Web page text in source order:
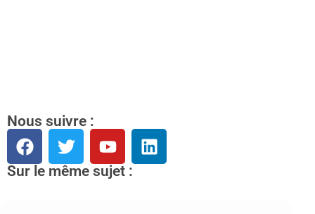
Nous suivre :
Sur le même sujet :